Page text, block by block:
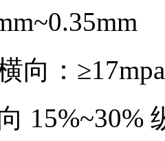
向：
15%~30%